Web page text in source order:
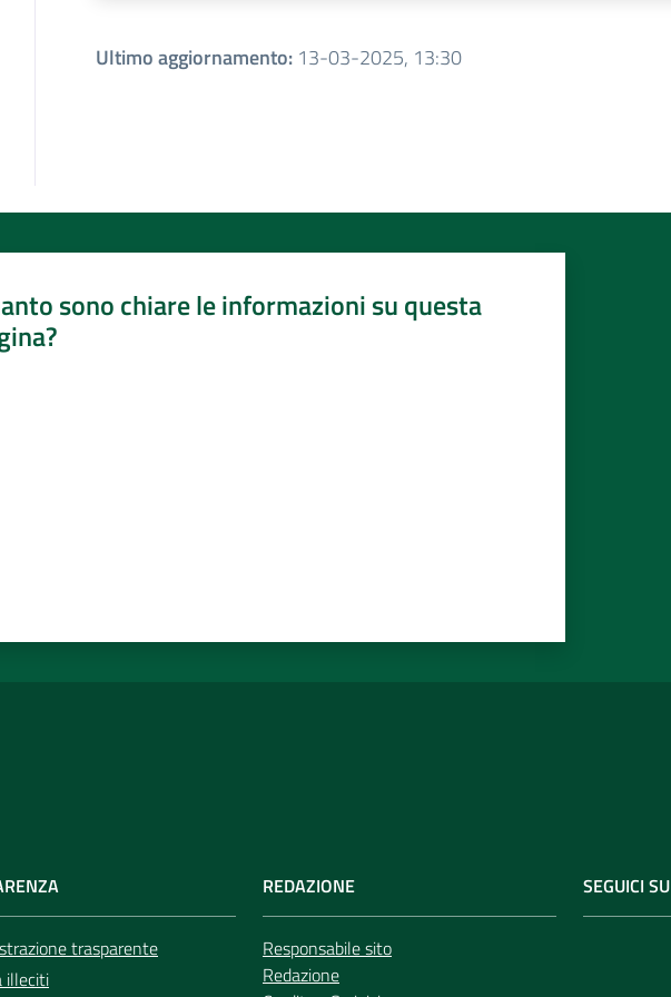
Ultimo aggiornamento: 13-03-2025, 13:30
sono chiare le informazioni su questa
trasparente
illeciti
REDAZIONE
Responsabile sito
Redazione
SEGUICI SU